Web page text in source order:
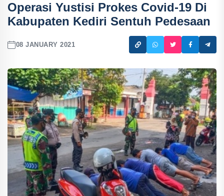
Operasi Yustisi Prokes Covid-19 Di
Kabupaten Kediri Sentuh Pedesaan
08 JANUARY 2021